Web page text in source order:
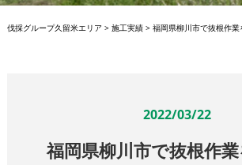
伐採グループ久留米エリア > 施工実績> 福岡県柳川市で抜根作業
2022/03/22
福岡県柳川市で抜根作